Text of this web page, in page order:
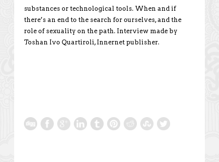
substances or technological tools. When and if
there’s an end to the search for ourselves, and the
role of sexuality on the path. Interview made by
Toshan Ivo Quartiroli, Innernet publisher.